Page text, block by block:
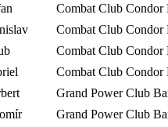
Combat Club Condor
Combat Club Condor
Combat Club Condor
Combat Club Condor
Grand Power Club
Grand Power Club